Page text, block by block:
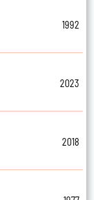
1992
2023
2018